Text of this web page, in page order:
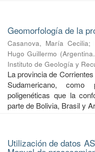
Geomorfología de la
Casanova, María Cecilia;
Hugo Guillermo (
Instituto de Geología y
La provincia de
Sudamericano,
poligenéticas que la
parte de Bolivia, Brasil y
Utilización de datos